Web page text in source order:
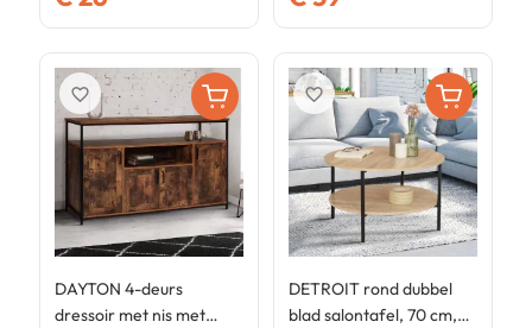
DAYTON 4-deurs
dressoir met nis met
favorite_border
DETROIT rond dubbel
blad salontafel, 70 cm,
favorite_border